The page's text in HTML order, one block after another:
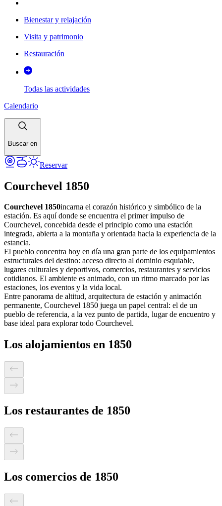
Bienestar y relajación
Visita y patrimonio
Restauración
Todas las actividades
Calendario
Buscar en
Reservar
Courchevel 1850
Courchevel 1850incarna el corazón histórico y simbólico de la
estación. Es aquí donde se encuentra el primer impulso de
Courchevel, concebida desde el principio como una estación
integrada, abierta a la montaña y orientada hacia la experiencia de la
estancia.
El pueblo concentra hoy en día una gran parte de los equipamientos
estructurales del destino: acceso directo al dominio esquiable,
lugares culturales y deportivos, comercios, restaurantes y servicios
cotidianos. El ambiente es animado, con un ritmo marcado por las
estaciones, los eventos y la vida local.
Entre panorama de altitud, arquitectura de estación y animación
permanente, Courchevel 1850 juega un papel central: el de un
pueblo de referencia, a la vez punto de partida, lugar de encuentro y
base ideal para explorar todo Courchevel.
Los alojamientos en 1850
Los restaurantes de 1850
Los comercios de 1850